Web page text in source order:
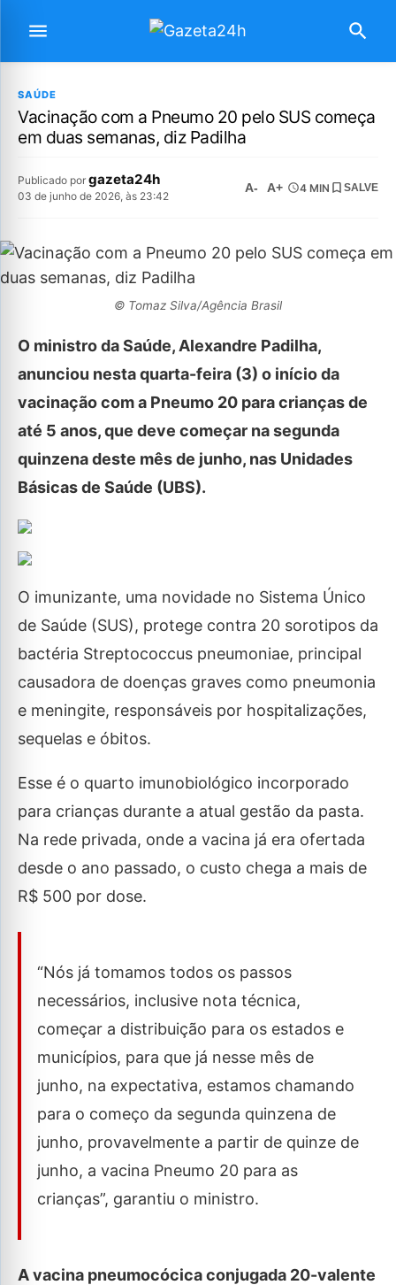
SAÚDE
Vacinação com a Pneumo 20 pelo SUS começa
em duas semanas, diz Padilha
Publicado por gazeta24h
03 de junho de 2026, às 23:42
A- A+ 4 MIN SALVE
© Tomaz Silva/Agência Brasil
O ministro da Saúde, Alexandre Padilha,
anunciou nesta quarta-feira (3) o início da
vacinação com a Pneumo 20 para crianças de
até 5 anos, que deve começar na segunda
quinzena deste mês de junho, nas Unidades
Básicas de Saúde (UBS).
O imunizante, uma novidade no Sistema Único
de Saúde (SUS), protege contra 20 sorotipos da
bactéria Streptococcus pneumoniae, principal
causadora de doenças graves como pneumonia
e meningite, responsáveis por hospitalizações,
sequelas e óbitos.
Esse é o quarto imunobiológico incorporado
para crianças durante a atual gestão da pasta.
Na rede privada, onde a vacina já era ofertada
desde o ano passado, o custo chega a mais de
R$ 500 por dose.
“Nós já tomamos todos os passos
necessários, inclusive nota técnica,
começar a distribuição para os estados e
municípios, para que já nesse mês de
junho, na expectativa, estamos chamando
para o começo da segunda quinzena de
junho, provavelmente a partir de quinze de
junho, a vacina Pneumo 20 para as
crianças”, garantiu o ministro.
A vacina pneumocócica conjugada 20-valente